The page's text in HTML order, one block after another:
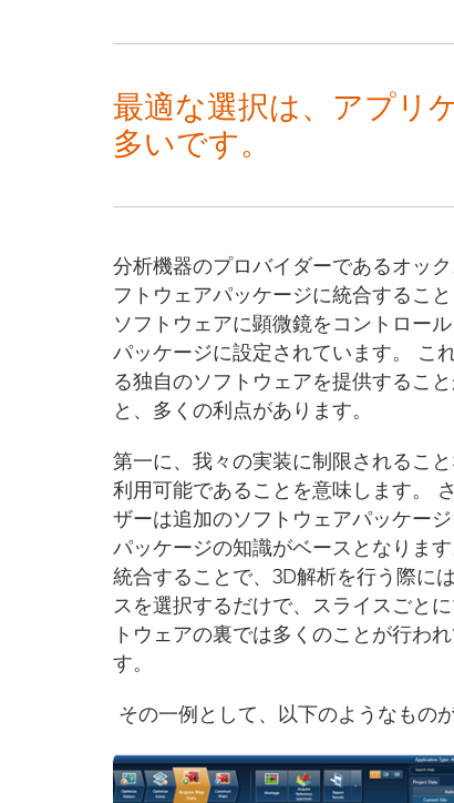
最適な選択は、アプリ
多いです。
分析機器のプロバイダーであるオッ
フトウェアパッケージに統合するこ
ソフトウェアに顕微鏡をコントロー
パッケージに設定されています。 こ
る独自のソフトウェアを提供するこ
と、多くの利点があります。
第一に、我々の実装に制限されるこ
利用可能であることを意味します。
ザーは追加のソフトウェアパッケー
パッケージの知識がベースとなりま
統合することで、3D解析を行う際に
スを選択するだけで、スライスごと
トウェアの裏では多くのことが行わ
す。
その一例として、以下のようなもの